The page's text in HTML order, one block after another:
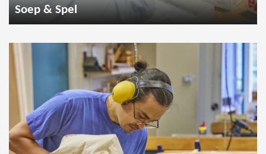
Soep & Spel